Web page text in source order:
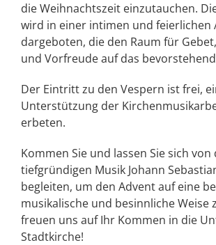
die Weihnachtszeit einzutauchen.
wird in einer intimen und feierlichen
dargeboten, die den Raum für
und Vorfreude auf das
Der Eintritt zu den Vespern ist frei,
Unterstützung der
erbeten.
Kommen Sie und lassen Sie sich von
tiefgründigen Musik Johann
begleiten, um den Advent auf eine
musikalische und besinnliche Weise
freuen uns auf Ihr Kommen in die
Stadtkirche!